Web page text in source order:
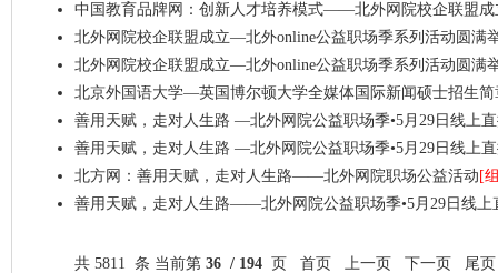
中国教育品牌网：创新人才培养模式——北外网院校企联盟成
北外网院校企联盟成立—北外online公益职场季系列活动圆满
北外网院校企联盟成立—北外online公益职场季系列活动圆满
北京外国语大学—英国博尔顿大学全媒体国际新闻硕士招生简
善用天赋，走对人生路 —北外网院公益职场季•5月29日线上
善用天赋，走对人生路 —北外网院公益职场季•5月29日线上
北方网：善用天赋，走对人生路——北外网院职场公益活动 [
善用天赋，走对人生路——北外网院公益职场季•5月29日线上
共 5811 条 当前第 36 / 194 页 首页 上一页 下一页 尾